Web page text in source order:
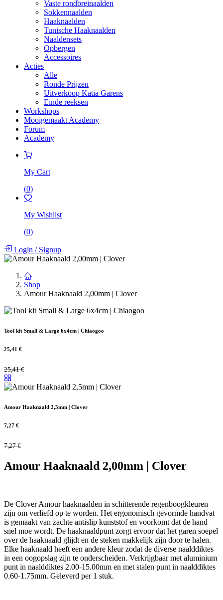
Vaste rondbreinaalden
Sokkennaalden
Haaknaalden
Tunische Haaknaalden
Naaldensets
Opbergen
Accessoires
Acties
Alle
Ronde Prijzen
Uitverkoop Katia Garens
Einde reeksen
Workshops
Mooigemaakt Academy
Forum
Academy
My Cart
(0)
My Wishlist
(0)
Login /Signup
Shop
Amour Haaknaald 2,00mm | Clover
Tool kit Small & Large 6x4cm | Chiaogoo
25,41 €
25,41€
Amour Haaknaald 2,5mm | Clover
7,27 €
7,27€
Amour Haaknaald 2,00mm | Clover
De Clover Amour haaknaalden in schitterende regenboogkleuren
zijn om verliefd op te worden. Het ergonomisch gevormde handvat
is gemaakt van zachte antislip kunststof en voorkomt dat de hand
snel moe wordt. De haaknaaldpunt zorgt ervoor dat het garen soepel
over de haaknaald glijdt en de steken makkelijk zijn door te halen.
Elke haaknaald heeft een andere kleur zodat de diverse naalddiktes
in een oogopslag zijn te onderscheiden. Verkrijgbaar met aluminium
punt in naalddiktes 2.00-15.00mm en met stalen punt in naalddiktes
0.60-1.75mm. Geleverd per 1 stuk.